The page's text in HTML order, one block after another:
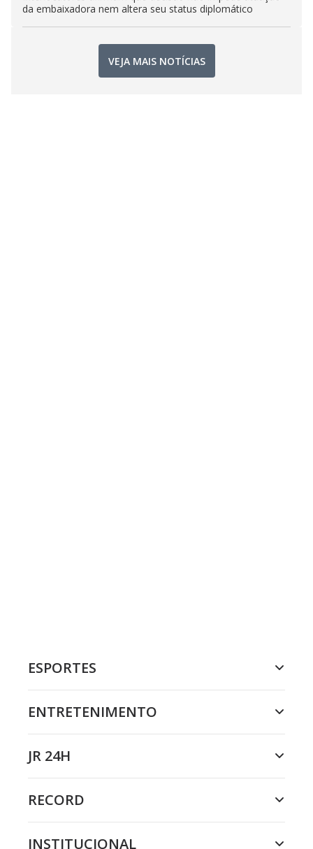
da embaixadora nem altera seu status diplomático
VEJA MAIS NOTÍCIAS
ESPORTES
ENTRETENIMENTO
JR 24H
RECORD
INSTITUCIONAL